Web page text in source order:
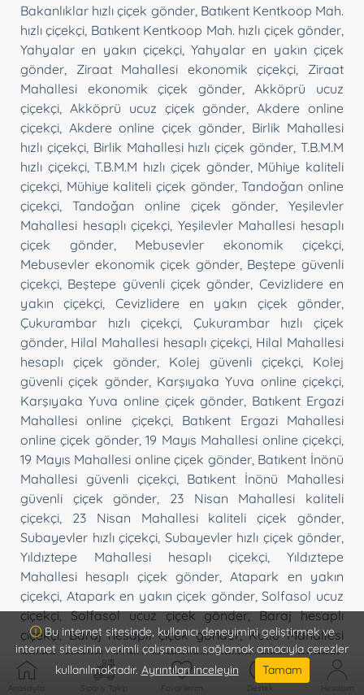
Bakanlıklar hızlı çiçek gönder, Batıkent Kentkoop Mah.
hızlı çiçekçi Batıkent Kentkoop Mah. hızlı çiçek gönder
Yahyalar en yakın çiçekçi,Yahyalar en yakın çiçek
gönder
Ziraat Mahallesi ekonomik çiçekçi
Ziraat
Mahallesi ekonomik çiçek gönder,Akköprü ucuz
çiçekçi
Akköprü ucuz çiçek gönder ,Akdere online
çiçekçi Akdere online çiçek gönder
Birlik Mahallesi
hızlı çiçekçi, Birlik Mahallesi hızlı çiçek gönder ,T.B.M.M
hızlı çiçekçi,T.B.M.M hızlı çiçek gönder, Mühiye kaliteli
çiçekçi Mühiye kaliteli çiçek gönder,Tandoğan online
çiçekçi
Tandoğan online çiçek gönder
Yeşilevler
Mahallesi hesaplı çiçekçi Yeşilevler Mahallesi hesaplı
çiçek gönder, Mebusevler ekonomik çiçekçi
Mebusevler ekonomik çiçek gönder, Beştepe güvenli
çiçekçi Beştepe güvenli çiçek gönder Cevizlidere en
yakın çiçekçi
Cevizlidere en yakın çiçek gönder
Çukurambar hızlı çiçekçi
Çukurambar hızlı çiçek
gönder Hilal Mahallesi hesaplı çiçekçi, Hilal Mahallesi
hesaplı çiçek gönder
Kolej güvenli çiçekçi
Kolej
güvenli çiçek gönder, Karşıyaka Yuva online çiçekçi
Karşıyaka Yuva online çiçek gönder Batıkent Ergazi
Mahallesi online çiçekçi, Batıkent Ergazi Mahallesi
online çiçek gönder,19 Mayıs Mahallesi online çiçekçi
19 Mayıs Mahallesi online çiçek gönder, Batıkent İnönü
Mahallesi güvenli çiçekçi, Batıkent İnönü Mahallesi
güvenli çiçek gönder
23 Nisan Mahallesi kaliteli
çiçekçi
23 Nisan Mahallesi kaliteli çiçek gönder
Subayevler hızlı çiçekçi Subayevler hızlı çiçek gönder
Yıldıztepe Mahallesi hesaplı çiçekçi
Yıldıztepe
Mahallesi hesaplı çiçek gönder ,Atapark en yakın
çiçekçi Atapark en yakın çiçek gönder,Solfasol ucuz
çiçekçi,Solfasol ucuz çiçek gönder,Baraj hesaplı
çiçekçi ,Baraj hesaplı çiçek gönder,Kutlu Mahallesi
online çiçekçi ,Kutlu Mahallesi online çiçek gönder,
Şahap Gürler Mahallesi ucuz çiçekçi, Şahap Gürler
Anasayfa Sipariş Takip Favorilerim Destek Hesabım
Bu internet sitesinde, kullanıcı deneyimini geliştirmek ve
internet sitesinin verimli çalışmasını sağlamak amacıyla çerezler
kullanılmaktadır. Ayrıntıları inceleyin Tamam